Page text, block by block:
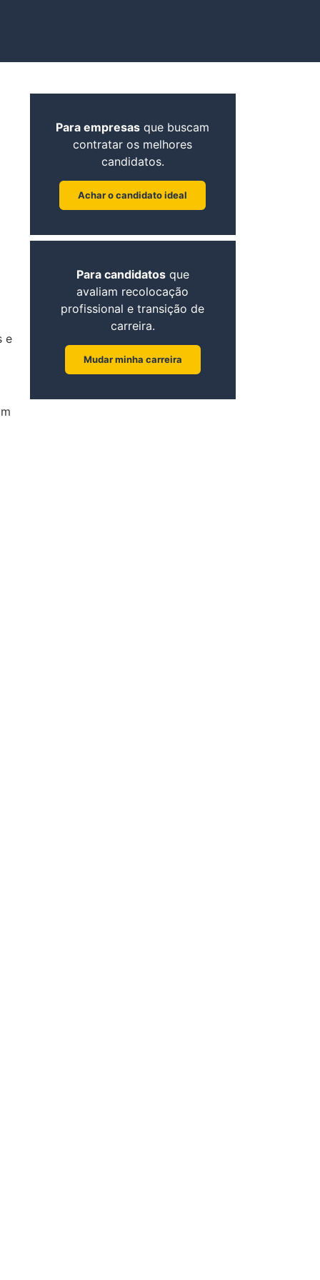
e
Para empresas que buscam
contratar os melhores
candidatos.
Achar o candidato ideal
Para candidatosque
avaliam recolocação
profissional e transição de
carreira.
Mudar minha carreira